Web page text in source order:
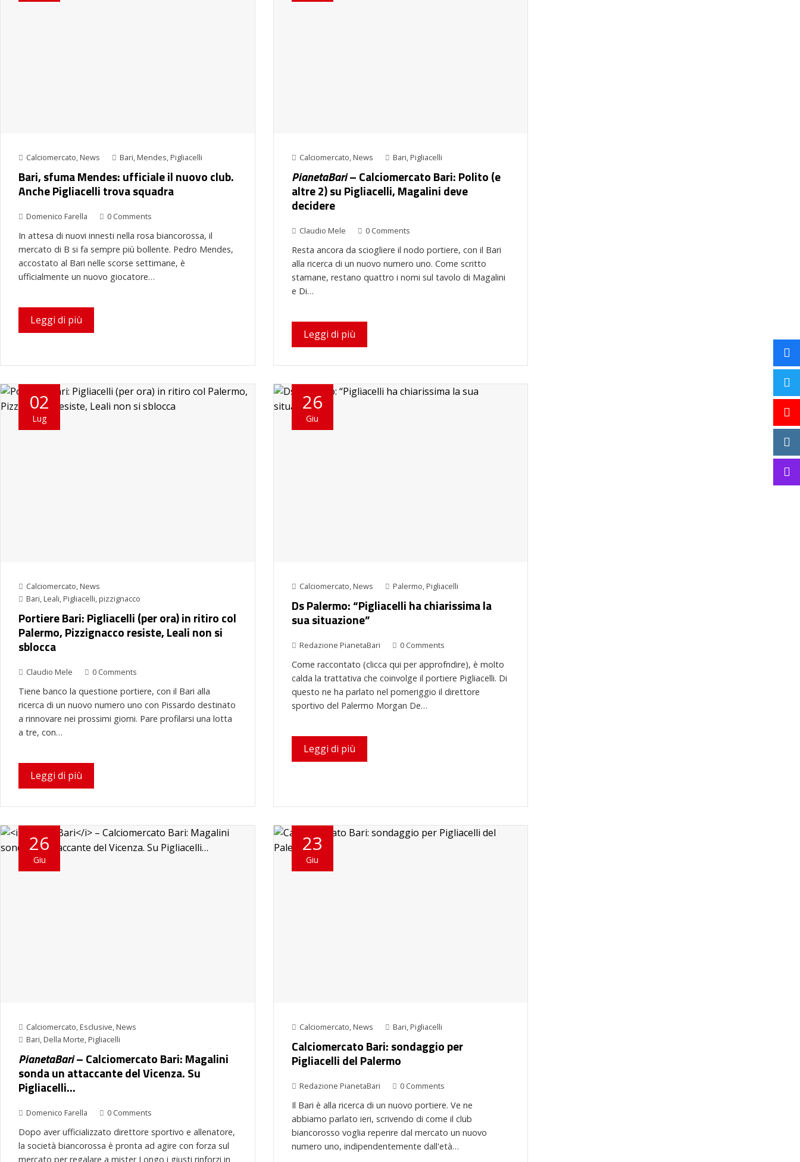
Calciomercato, News Bari, Mendes, Pigliacelli
Bari, sfuma Mendes: ufficiale il nuovo club.
Anche Pigliacelli trova squadra
Domenico Farella 0 Comments
In attesa di nuovi innesti nella rosa biancorossa, il
mercato di B si fa sempre più bollente. Pedro Mendes,
accostato al Bari nelle scorse settimane, è
ufficialmente un nuovo giocatore…
Leggi di più
Calciomercato, News Bari, Pigliacelli
PianetaBari– Calciomercato Bari: Polito (e
altre 2) su Pigliacelli, Magalini deve
decidere
Claudio Mele 0 Comments
Resta ancora da sciogliere il nodo portiere, con il Bari
alla ricerca di un nuovo numero uno. Come scritto
stamane, restano quattro i nomi sul tavolo di Magalini
e Di…
Leggi di più
02
Lug
Calciomercato, News
Bari, Leali, Pigliacelli, pizzignacco
Portiere Bari: Pigliacelli (per ora) in ritiro col
Palermo, Pizzignacco resiste, Leali non si
sblocca
Claudio Mele 0 Comments
Tiene banco la questione portiere, con il Bari alla
ricerca di un nuovo numero uno con Pissardo destinato
a rinnovare nei prossimi giorni. Pare profilarsi una lotta
a tre, con…
Leggi di più
26
Giu
Calciomercato, News Palermo, Pigliacelli
Ds Palermo: “Pigliacelli ha chiarissima la
sua situazione”
Redazione PianetaBari 0 Comments
Come raccontato (clicca qui per approfndire), è molto
calda la trattativa che coinvolge il portiere Pigliacelli. Di
questo ne ha parlato nel pomeriggio il direttore
sportivo del Palermo Morgan De…
Leggi di più
26
Giu
Calciomercato, Esclusive, News
Bari, Della Morte, Pigliacelli
PianetaBari– Calciomercato Bari: Magalini
sonda un attaccante del Vicenza. Su
Pigliacelli…
Domenico Farella 0 Comments
Dopo aver ufficializzato direttore sportivo e allenatore,
la società biancorossa è pronta ad agire con forza sul
mercato per regalare a mister Longo i giusti rinforzi in
23
Giu
Calciomercato, News Bari, Pigliacelli
Calciomercato Bari: sondaggio per
Pigliacelli del Palermo
Redazione PianetaBari 0 Comments
Il Bari è alla ricerca di un nuovo portiere. Ve ne
abbiamo parlato ieri, scrivendo di come il club
biancorosso voglia reperire dal mercato un nuovo
numero uno, indipendentemente dall'età…